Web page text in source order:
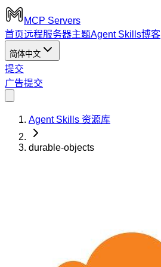
MCP Servers
首页远程服务器主题Agent Skills博客
简体中文
提交
广告提交
Agent Skills 资源库
durable-objects